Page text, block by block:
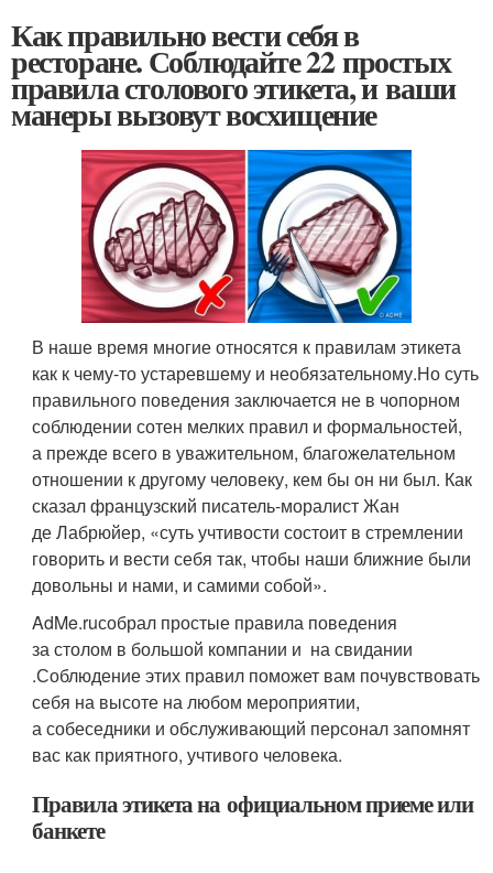
Как правильно вести себя в
ресторане. Соблюдайте 22 простых
правила столового этикета, и ваши
манеры вызовут восхищение
В наше время многие относятся к правилам этикета
как к чему-то устаревшему и необязательному.Но суть
правильного поведения заключается не в чопорном
соблюдении сотен мелких правил и формальностей,
а прежде всего в уважительном, благожелательном
отношении к другому человеку, кем бы он ни был. Как
сказал французский писатель-моралист Жан
де Лабрюйер, «суть учтивости состоит в стремлении
говорить и вести себя так, чтобы наши ближние были
довольны и нами, и самими собой».
AdMe.ruсобрал простые правила поведения
за столом в большой компании и на свидании
.Соблюдение этих правил поможет вам почувствовать
себя на высоте на любом мероприятии,
а собеседники и обслуживающий персонал запомнят
вас как приятного, учтивого человека.
Правила этикета на официальном приеме или
банкете